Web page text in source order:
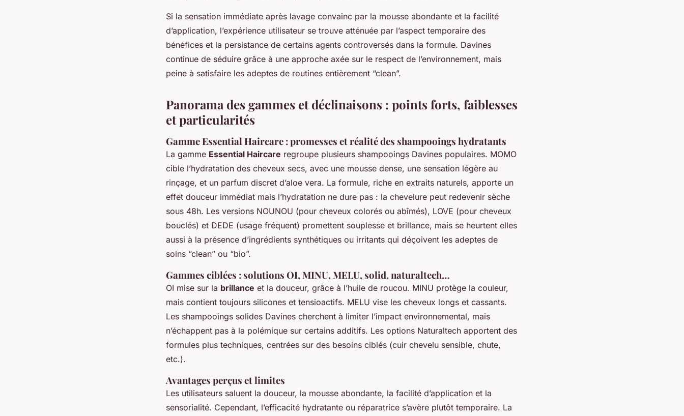
Si la sensation immédiate après lavage convainc par la mousse abondante et la facilité
d’application, l’expérience utilisateur se trouve atténuée par l’aspect temporaire des
bénéfices et la persistance de certains agents controversés dans la formule. Davines
continue de séduire grâce à une approche axée sur le respect de l’environnement, mais
peine à satisfaire les adeptes de routines entièrement “clean”.
Panorama des gammes et déclinaisons : points forts, faiblesses
et particularités
Gamme Essential Haircare : promesses et réalité des shampooings hydratants
La gamme Essential Haircare regroupe plusieurs shampooings Davines populaires. MOMO
cible l’hydratation des cheveux secs, avec une mousse dense, une sensation légère au
rinçage, et un parfum discret d’aloe vera. La formule, riche en extraits naturels, apporte un
effet douceur immédiat mais l’hydratation ne dure pas : la chevelure peut redevenir sèche
sous 48h. Les versions NOUNOU (pour cheveux colorés ou abîmés), LOVE (pour cheveux
bouclés) et DEDE (usage fréquent) promettent souplesse et brillance, mais se heurtent elles
aussi à la présence d’ingrédients synthétiques ou irritants qui déçoivent les adeptes de
soins “clean” ou “bio”.
Gammes ciblées : solutions OI, MINU, MELU, solid, naturaltech…
OI mise sur la brillance et la douceur, grâce à l’huile de roucou. MINU protège la couleur,
mais contient toujours silicones et tensioactifs. MELU vise les cheveux longs et cassants.
Les shampooings solides Davines cherchent à limiter l’impact environnemental, mais
n’échappent pas à la polémique sur certains additifs. Les options Naturaltech apportent des
formules plus techniques, centrées sur des besoins ciblés (cuir chevelu sensible, chute,
etc.).
Avantages perçus et limites
Les utilisateurs saluent la douceur, la mousse abondante, la facilité d’application et la
sensorialité. Cependant, l’efficacité hydratante ou réparatrice s’avère plutôt temporaire. La